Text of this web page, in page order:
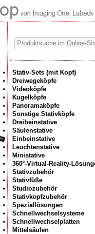
Stativ-Sets (mit Kopf)
Dreiwegeköpfe
Videoköpfe
Kugelköpfe
Panoramaköpfe
Sonstige Stativköpfe
Dreibeinstative
Säulenstative
Einbeinstative
Leuchtenstative
Ministative
360°-Virtual-Reality-
Stativzubehör
Stativfüße
Studiozubehör
Stativkopfzubehör
Speziallösungen
Schnellwechselsysteme
Schnellwechselplatten
Mittelsäulen